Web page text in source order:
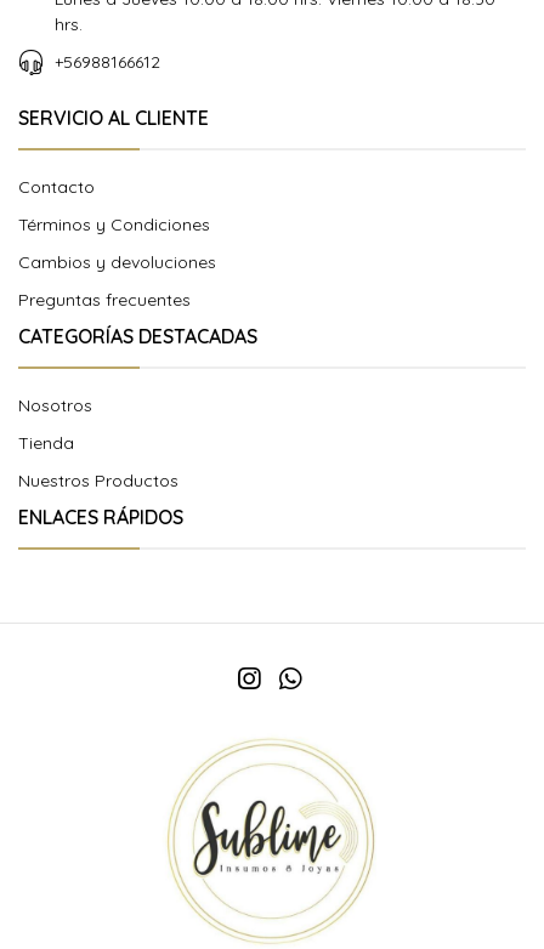
hrs.
+56988166612
SERVICIO AL CLIENTE
Contacto
Términos y Condiciones
Cambios y devoluciones
Preguntas frecuentes
CATEGORÍAS DESTACADAS
Nosotros
Tienda
Nuestros Productos
ENLACES RÁPIDOS